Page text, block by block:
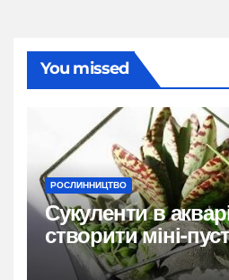
You missed
РОСЛИННИЦТВО
Сукуленти в
створити міні-